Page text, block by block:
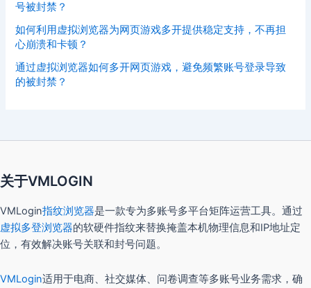
号被封禁？
如何利用虚拟浏览器为网页游戏多开提供稳定支持，不再担
心崩溃和卡顿？
通过虚拟浏览器如何多开网页游戏，避免频繁账号登录导致
的被封禁？
关于VMLOGIN
VMLogin指纹浏览器是一款专为多账号多平台矩阵运营工具。通过
虚拟多登浏览器的软硬件指纹来替换掩盖本机物理信息和IP地址定
位，有效解决账号关联和封号问题。
VMLogin适用于电商、社交媒体、问卷调查等多账号业务需求，确